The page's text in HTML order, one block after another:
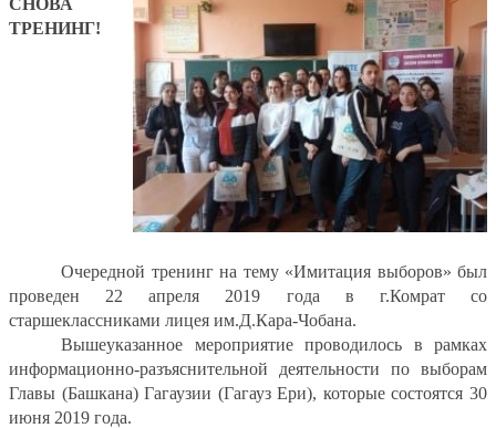
ТРЕНИНГ!
Очередной тренинг на тему «Имитация выборов» был
проведен 22 апреля 2019 года в г.Комрат со
старшеклассниками лицея им.Д.Кара-Чобана.
Вышеуказанное мероприятие проводилось в рамках
информационно-разъяснительной деятельности по выборам
Главы (Башкана) Гагаузии (Гагауз Ери), которые состоятся 30
июня 2019 года.